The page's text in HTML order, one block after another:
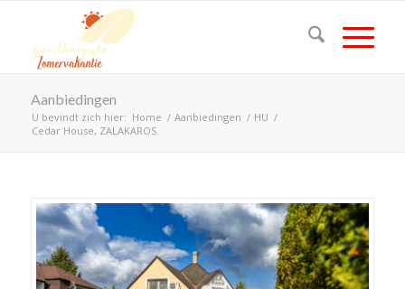
Aanbiedingen
U bevindt zich hier: Home / Aanbiedingen / HU /
Cedar House, ZALAKAROS